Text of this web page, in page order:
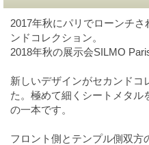
2017年秋にパリでローンチ
ンドコレクション。
2018年秋の展示会SILMO
新しいデザインがセカンドコ
た。極めて細くシートメタル
の一本です。
フロント側とテンプル側双方